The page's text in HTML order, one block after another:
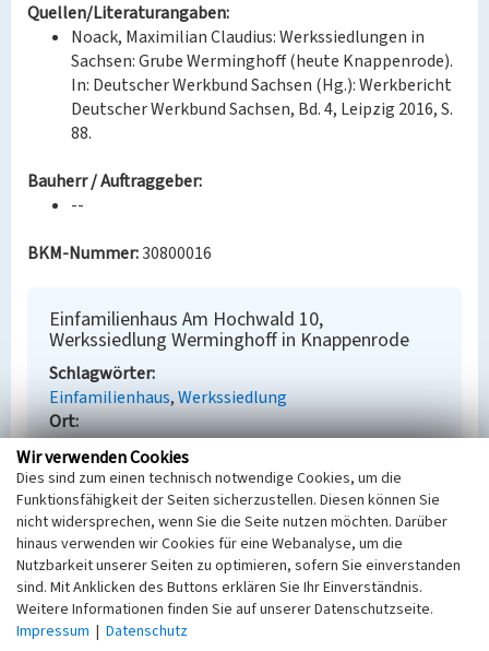
Quellen/Literaturangaben:
Noack, Maximilian Claudius: Werkssiedlungen in
Sachsen: Grube Werminghoff (heute Knappenrode).
In: Deutscher Werkbund Sachsen (Hg.): Werkbericht
Deutscher Werkbund Sachsen, Bd. 4, Leipzig 2016, S.
88.
Bauherr / Auftraggeber:
--
BKM-Nummer:30800016
Einfamilienhaus Am Hochwald 10,
Werkssiedlung Werminghoff in Knappenrode
Schlagwörter
Einfamilienhaus Werkssiedlung
Ort
Knappenrode
Alternativer Ortsname
Hórnikecy
Fachsicht(en)
Denkmalpflege
Erfassungsmaßstab
Keine Angabe
Erfassungsmethode
Übernahme aus externer Fachdatenbank
Wir verwenden Cookies
Dies sind zum einen technisch notwendige Cookies, um die
Funktionsfähigkeit der Seiten sicherzustellen. Diesen können Sie
nicht widersprechen, wenn Sie die Seite nutzen möchten. Darüber
hinaus verwenden wir Cookies für eine Webanalyse, um die
Nutzbarkeit unserer Seiten zu optimieren, sofern Sie einverstanden
sind. Mit Anklicken des Buttons erklären Sie Ihr Einverständnis.
Weitere Informationen finden Sie auf unserer Datenschutzseite.
Impressum | Datenschutz